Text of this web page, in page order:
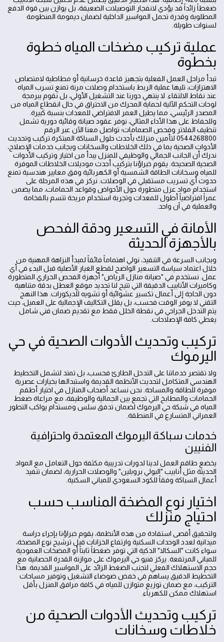
ضغطاً زائداً قد يؤدي لانفجار التوصيلات الضعيفة، بل يوازن بين قوة الدفع
المطلوبة وقدرة تحمل المواسير الداخلية لضمان ديمومة المنظومة
لسنوات طويلة.
عملية تركيب مضخات المياه خطوة
بخطوة
تبدأ مراحل العمل الفعلية بتجهيز قاعدة خرسانية أو مطاطية لامتصاص
الاهتزازات، تليها عملية الربط باستخدام وصلات مرنة تمنع تسرب المياه
عند نقاط الالتقاء. لا ينتهي دورنا عند التشغيل الأولي، بل نقوم ببرمجة
لوحات التحكم الآلية لحماية المحرك من الاحتراق في حال انقطاع المياه من
المصدر الرئيسي، مما يطيل العمر الافتراضي للمعدات بنسبة كبيرة.
وللحفاظ على هذا الأداء المثالي، نوفر عقود صيانة وقائية دورية تشمل
تنظيف الفلاتر وفحص الصمامات؛ تواصل معنا الآن عبر الرقم
0544268800 لتأمين منزلك بأحدث حلول السباكة المبتكرة.تركيب وتحديث
الأدوات الصحية بما في ذلك الخلاطات والسخانات وبجانب خدمات الإصلاح،
ندرك أن الجانب الجمالي والوظيفي للمنزل يبدأ من اختيار وتركيب الأدوات
الصحية الصحيحة. يقوم خبراؤنا بتركيب أحدث موديلات الخلاطات الموفرة
للمياه وسخانات الطاقة الشمسية أو الكهربائية وفق معايير هندسية تمنع
حدوث أي تسريب مستقبلي في الوصلات. نركز في هذه المرحلة على
استخدام مواد عزل متطورة حول الأحواض وقواعد الحمامات، مما يضمن
عمراً افتراضياً أطول للمعدات وتجربة استخدام مريحة تتسم بالفخامة
والعملية في آن واحد.
الأمانة في التسعير ودقة الفحص
بالأجهزة الحديثة
وبجانب السرعة في التنفيذ، نولي اهتماماً فائقاً لمبدأ النزاهة المهنية من
خلال اعتماد سياسة التسعير الواضح لقطع الغيار الأصلية قبل البدء في أي
عمل. نستخدم في "صيانة منازل الرياض" أجهزة الفحص الحراري المتطورة
وكاميرات الأنابيب الدقيقة التي تتيح لنا تحديد موقع العطل بدقة متناهية
دون الحاجة إلى أعمال تكسير عشوائية أو تشويه للديكورات. هذا النهج
التقني لا يوفر الوقت فحسب، بل يقلل التكاليف الإجمالية على العميل، حيث
يتم التدخل الجراحي في نقطة الخلل فقط مع تقديم ضمان فني شامل
يغطي كافة الإصلاحات.
تركيب وتحديث الأدوات الصحية في حي
اليرموك
ولا تقتصر خدماتنا على التدخل الطارئ فحسب، بل تمتد لتشمل التخطيط
الهندسي المتكامل لتحديث الأنظمة القديمة واستبدالها بخيارات عصرية
موفرة للطاقة والمساحة. نحن نساعد أصحاب المنازل في اختيار أطقم
الحمامات والمطابخ التي تجمع بين الجمالية والوظيفة، مع مراعاة ضغط
المياه في شبكة حي اليرموك لضمان تدفق سلس ومستدام يواكب التطور
العمراني المتسارع في المنطقة.
خدمات سباكة اليرموك المعتمدة واحترافية
الفنيين
يخضع طاقم العمل لدينا لدورات تدريبية مكثفة حول التعامل مع المواد
الحديثة مثل أنابيب "البولي بروبلين" والوصلات الحرارية، لضمان تنفيذ
أعمال السباكة وفقاً للكود السعودي للمباني السكنية.
اختيار نوع المضخة المناسب حسب
احتياج منزلك
ولتحقيق أقصى استفادة من هذه الأنظمة، يقوم خبراؤنا بإجراء دراسة
ميدانية لعدد الوحدات السكنية وارتفاع الخزانات قبل ترشيح نوع المضخة،
سواء كانت "السكالا" الذكية التي توفر ضغطاً ثابتاً أو المضخات العمودية
للمباني المرتفعة. يركز فنيو حي اليرموك على موازنة القدرة الحصانية مع
حجم الاستهلاك الفعلي لتجنب الضغط الزائد على المواسير القديمة. هذا
التخطيط الدقيق يساهم في خفض ضوضاء التشغيل وتوفير مساحات
التركيب، مع ضمان توزيع متوازن للمياه في كافة مرافق المنزل بأقل
استهلاك ممكن للكهرباء.
تركيب وتحديث الأدوات الصحية من
خلاطات وسخانات